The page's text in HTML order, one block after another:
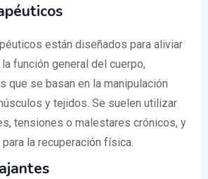
están diseñados para aliviar
función general del cuerpo,
que se basan en la manipulación
y tejidos. Se suelen utilizar
tensiones o malestares crónicos, y
la recuperación física.